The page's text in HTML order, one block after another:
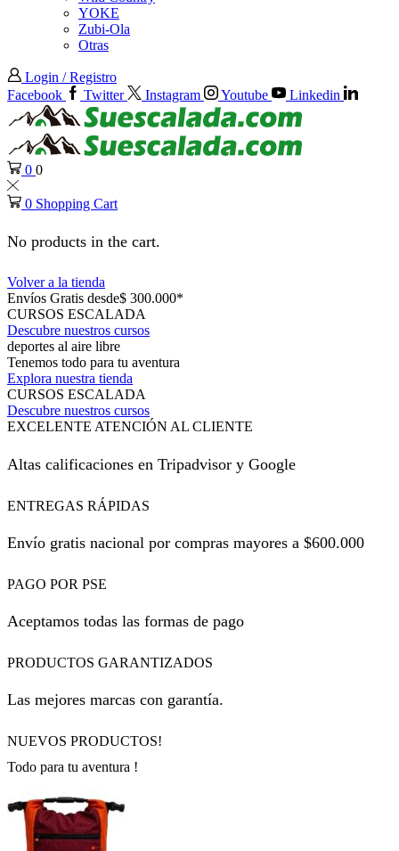
YOKE
Zubi-Ola
Otras
Login / Registro
Facebook
Twitter Instagram Youtube Linkedin
0 0
0 Shopping Cart
No products in the cart.
Volver a la tienda
Envíos Gratis desde$ 300.000*
CURSOS ESCALADA
Descubre nuestros cursos
deportes al aire libre
Tenemos todo para tu aventura
Explora nuestra tienda
CURSOS ESCALADA
Descubre nuestros cursos
EXCELENTE ATENCIÓN AL CLIENTE
Altas calificaciones en Tripadvisor y Google
ENTREGAS RÁPIDAS
Envío gratis nacional por compras mayores a $600.000
PAGO POR PSE
Aceptamos todas las formas de pago
PRODUCTOS GARANTIZADOS
Las mejores marcas con garantía.
NUEVOS PRODUCTOS!
Todo para tu aventura !